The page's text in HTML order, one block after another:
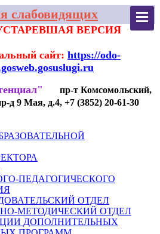
слабовидящих
ВЕРСИЯ
сайт: https://odo-
пр-т Комсомольский,
д 9 Мая, д.4, +7 (3852) 20-61-30
ПЕДАГОГИЧЕСКОГО
ОТДЕЛ
МЕТОДИЧЕСКИЙ ОТДЕЛ
ДОПОЛНИТЕЛЬНЫХ